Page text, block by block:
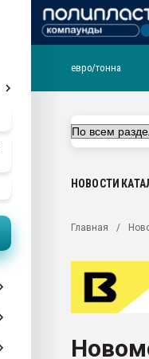
29.07.2026 ФРП помог
Вакуум-формовочные
28.07.2026
первый план в
пластмасс
ситуацией на
евро/тонна
НОВОСТИ
Главная